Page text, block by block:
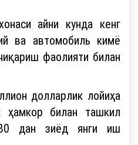
айни кунда кенг
ва автомобиль кимё
фаолияти билан
долларлик лойиҳа
ҳамкор билан ташкил
80 дан зиёд янги иш